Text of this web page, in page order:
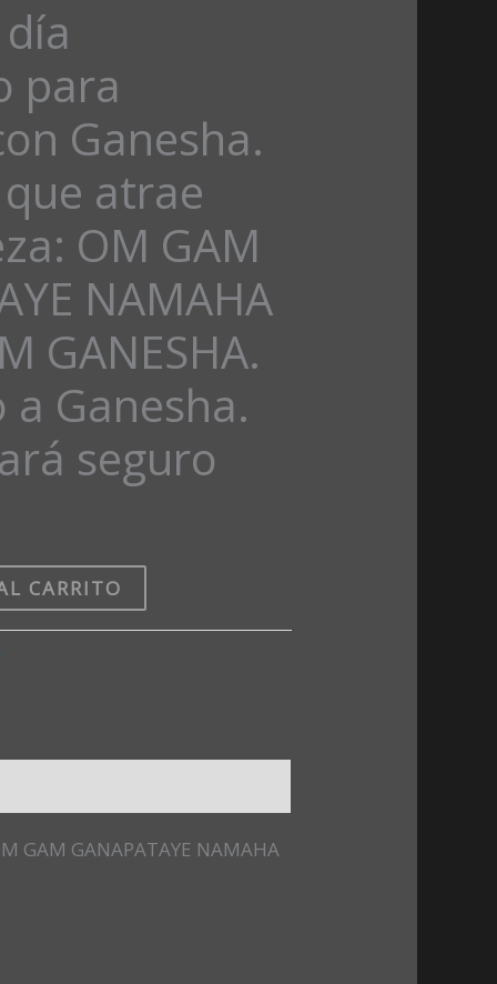
para
Ganesha.
atrae
OM GAM
NAMAHA
GANESHA.
a Ganesha.
seguro
CARRITO
GAM GANAPATAYE NAMAHA